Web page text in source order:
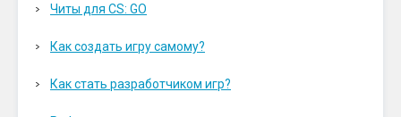
Читы для CS: GO
Как создать игру самому?
Как стать разработчиком игр?